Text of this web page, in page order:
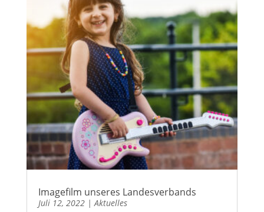
Imagefilm unseres Landesverbands
Juli 12, 2022| Aktuelles